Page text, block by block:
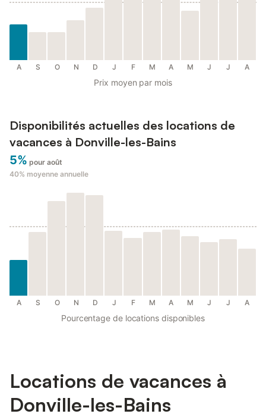
A S O N D J F M A M J J A
Prix moyen par mois
Disponibilités actuelles des locations de
vacances à Donville-les-Bains
5% pour août
40% moyenne annuelle
A S O N D J F M A M J J A
Pourcentage de locations disponibles
Locations de vacances à
Donville-les-Bains